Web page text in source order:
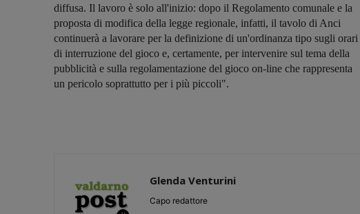
diffusa. Il lavoro è solo all'inizio: dopo il Regolamento comunale e la
proposta di modifica della legge regionale, infatti, il tavolo di Anci
continuerà a lavorare per la definizione di un'ordinanza tipo sugli orari
di interruzione del gioco e, certamente, per intervenire sul tema della
pubblicità e sulla regolamentazione del gioco on-line che rappresenta
un pericolo soprattutto per i più piccoli".
Glenda Venturini
Capo redattore